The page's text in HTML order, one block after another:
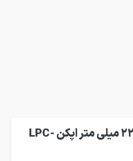
خط کش اهمی 225 میلی متر اپکن LPC-